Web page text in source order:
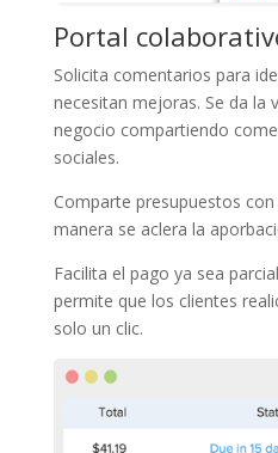
Portal
Solicita comentarios para
necesitan mejoras. Se da la
negocio compartiendo
sociales.
Comparte presupuestos
manera se aclera la
Facilita el pago ya sea
permite que los clientes
solo un clic.